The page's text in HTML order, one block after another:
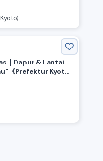
｜Dapur & Lantai
《Prefektur Kyoto,